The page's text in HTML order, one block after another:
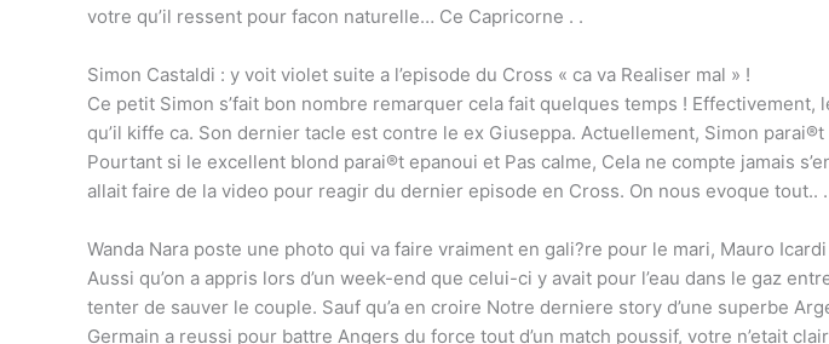
votre qu’il ressent pour facon naturelle… Ce Capricorne . .
Simon Castaldi : y voit violet suite a l’episode du Cross « ca va Realiser mal » !
Ce petit Simon s’fait bon nombre remarquer cela fait quelques temps !
qu’il kiffe ca. Son dernier tacle est contre le ex Giuseppa. Actuellement, Simon
Pourtant si le excellent blond parai®t epanoui et Pas calme, Cela ne compte jamais
allait faire de la video pour reagir du dernier episode en Cross. On nous evoque tout.. .
Wanda Nara poste une photo qui va faire vraiment en gali?re pour le mari, Mauro Icardi
Aussi qu’on a appris lors d’un week-end que celui-ci y avait pour l’eau dans le gaz
tenter de sauver le couple. Sauf qu’a en croire Notre derniere story d’une superbe
Germain a reussi pour battre Angers du force tout d’un match poussif, votre n’etait